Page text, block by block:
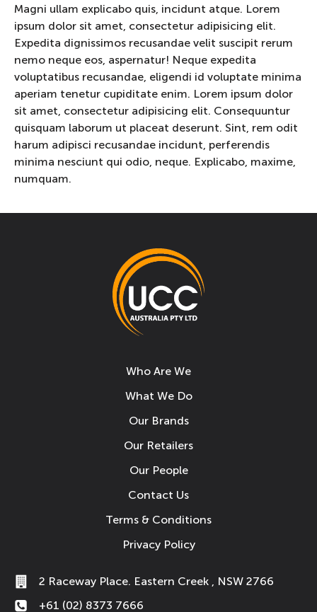
Magni ullam explicabo quis, incidunt atque. Lorem
ipsum dolor sit amet, consectetur adipisicing elit.
Expedita dignissimos recusandae velit suscipit rerum
nemo neque eos, aspernatur! Neque expedita
voluptatibus recusandae, eligendi id voluptate minima
aperiam tenetur cupiditate enim. Lorem ipsum dolor
sit amet, consectetur adipisicing elit. Consequuntur
quisquam laborum ut placeat deserunt. Sint, rem odit
harum adipisci recusandae incidunt, perferendis
minima nesciunt qui odio, neque. Explicabo, maxime,
numquam.
Who Are We
What We Do
Our Brands
Our Retailers
Our People
Contact Us
Terms & Conditions
Privacy Policy
2 Raceway Place. Eastern Creek , NSW 2766
+61 (02) 8373 7666